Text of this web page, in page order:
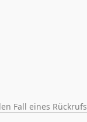
Fall eines Rückrufs